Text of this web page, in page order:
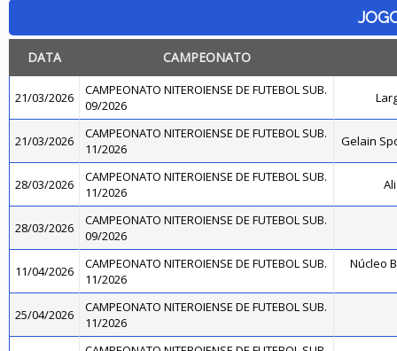
DATA CAMPEONATO
21/03/2026
CAMPEONATO NITEROIENSE DE FUTEBOL SUB.
09/2026
21/03/2026
CAMPEONATO NITEROIENSE DE FUTEBOL SUB.
11/2026
Gelain
28/03/2026
CAMPEONATO NITEROIENSE DE FUTEBOL SUB.
11/2026
28/03/2026
CAMPEONATO NITEROIENSE DE FUTEBOL SUB.
09/2026
11/04/2026
CAMPEONATO NITEROIENSE DE FUTEBOL SUB.
11/2026
Núcleo
25/04/2026
CAMPEONATO NITEROIENSE DE FUTEBOL SUB.
11/2026